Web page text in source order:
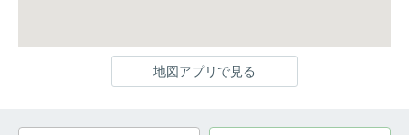
地図アプリで見る